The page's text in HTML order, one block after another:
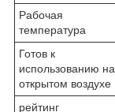
Рабочая
температура
Готов к
использованию на
открытом воздухе
рейтинг